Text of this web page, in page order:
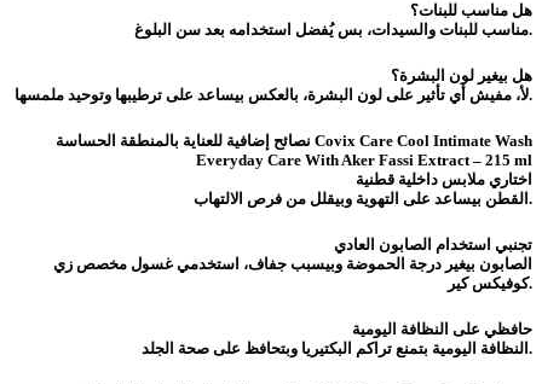
هل مناسب للبنات؟
مناسب للبنات والسيدات، بس يُفضل استخدامه بعد سن البلوغ.
هل بيغير لون البشرة؟
لأ، مفيش أي تأثير على لون البشرة، بالعكس بيساعد على ترطيبها وتوحيد ملمسها.
نصائح إضافية للعناية بالمنطقة الحساسة Covix Care Cool Intimate Wash
Everyday Care With Aker Fassi Extract – 215 ml
اختاري ملابس داخلية قطنية
القطن بيساعد على التهوية وبيقلل من فرص الالتهاب.
تجنبي استخدام الصابون العادي
الصابون بيغير درجة الحموضة وبيسبب جفاف، استخدمي غسول مخصص زي
كوفيكس كير.
حافظي على النظافة اليومية
النظافة اليومية بتمنع تراكم البكتيريا وبتحافظ على صحة الجلد.